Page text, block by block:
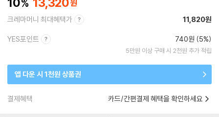
크레마머니 최대혜택가 11,820원
YES포인트 740원 (5%)
5만원 이상 구매 시 2천원 추가 적립
앱 다운 시 1천원 상품권
결제혜택 카드/간편결제 혜택을 확인하세요